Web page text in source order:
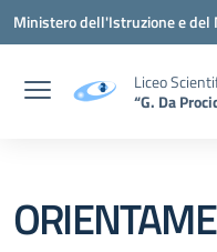
Vai ai contenuti
Vai al menu di navigazione
Vai al footer
Ministero dell'Istruzione e del
Liceo
“G. Da